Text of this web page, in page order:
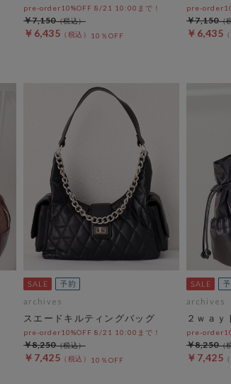
pre-order10%OFF 8/21 10:00まで！
￥6,435 10％OFF
￥7,150
pre-
￥6,435
￥7,150
archives
スエードキルティングバッグ
pre-order10%OFF 8/21 10:00まで！
￥7,425 10％OFF
￥8,250
archives
２ｗａｙ
pre-
￥7,425
￥8,250